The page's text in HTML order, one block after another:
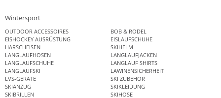
Wintersport
OUTDOOR ACCESSOIRES
BOB & RODEL
EISHOCKEY AUSRÜSTUNG
EISLAUFSCHUHE
HARSCHEISEN
SKIHELM
LANGLAUFHOSEN
LANGLAUFJACKEN
LANGLAUFSCHUHE
LANGLAUF SHIRTS
LANGLAUFSKI
LAWINENSICHERHEIT
LVS-GERÄTE
SKI ZUBEHÖR
SKIANZUG
SKIKLEIDUNG
SKIBRILLEN
SKIHOSE